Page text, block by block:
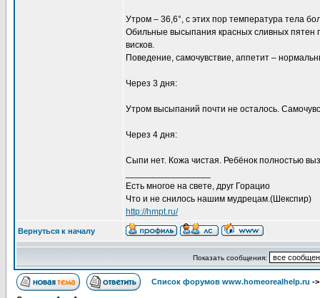
Утром – 36,6°, с этих пор температура тела
Обильные высыпания красных сливных пятен
висков.
Поведение, самочувствие, аппетит –
Через 3 дня:
Утром высыпаний почти не осталось.
Через 4 дня:
Сыпи нет. Кожа чистая. Ребёнок полностью
Есть многое на свете, друг Горацио
Что и не снилось нашим мудрецам.(Шекспир)
http://hmpt.ru/
Вернуться к началу
Показать сообщения:
Список форумов www.homeorealhelp.ru -